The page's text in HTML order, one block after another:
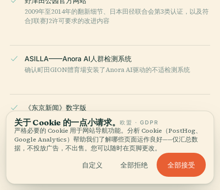
2009年至2014年的翻新细节、日本田径联合会第3类认证，以及符
合J联赛J2许可要求的改进内容
ASILLA——Anora AI人群检测系统
确认町田GION體育場安装了Anora AI驱动的不适检测系统
《东京新闻》数字版
关于“天空之城：野津田”品牌叙事，以及支持者穿过多摩丘陵前往
比赛日现场体验的专题报道
基于 Wikidata、维基百科与官方来源调研 · 经过事实核查 ·我们如
关于 Cookie 的一点小请求。欧盟 · GDPR
严格必要的 Cookie 用于网站导航功能。分析 Cookie（PostHog、
Google Analytics）帮助我们了解哪些页面运作良好——仅汇总数
据，不投放广告，不出售。您可以随时在页脚更改。
自定义 全部拒绝 全部接受